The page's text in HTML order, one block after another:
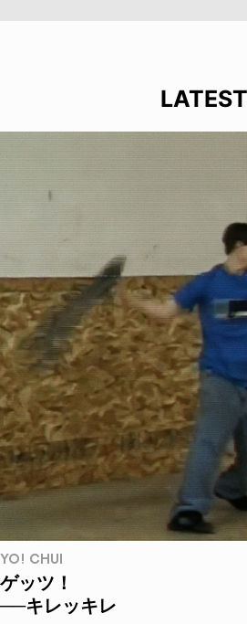
LATEST
YO! CHUI
ゲッツ！
──キレッキレ